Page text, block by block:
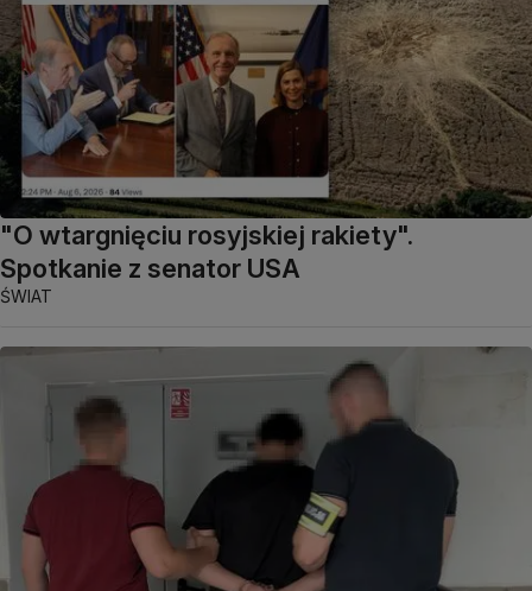
"O wtargnięciu rosyjskiej rakiety".
Spotkanie z senator USA
ŚWIAT